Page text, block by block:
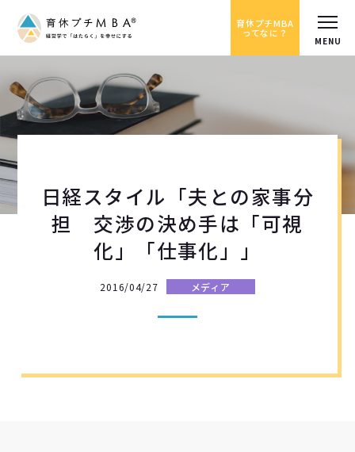
育休プチMBA
ってなに？
日経スタイル「夫との家事分
担 交渉の決め手は「可視
化」「仕事化」」
2016/04/27 メディア